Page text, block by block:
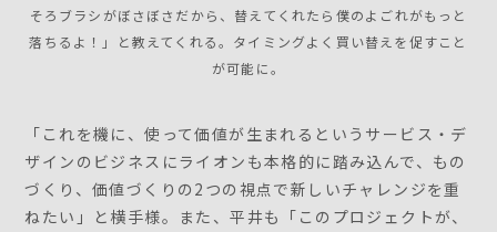
そろブラシがぼさぼさだから、替えてくれたら僕のよごれがもっと
落ちるよ！」と教えてくれる。タイミングよく買い替えを促すこと
が可能に。
「これを機に、使って価値が生まれるというサービス・デ
ザインのビジネスにライオンも本格的に踏み込んで、もの
づくり、価値づくりの2つの視点で新しいチャレンジを重
ねたい」と横手様。また、平井も「このプロジェクトが、